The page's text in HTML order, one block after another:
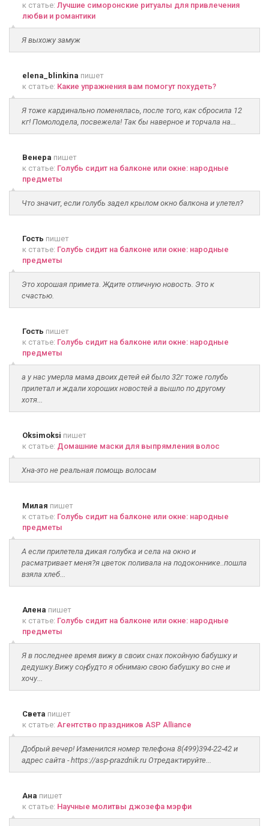
к статье: Лучшие симоронские ритуалы для привлечения
любви и романтики
Я выхожу замуж
elena_blinkina пишет
к статье: Какие упражнения вам помогут похудеть?
Я тоже кардинально поменялась, после того, как сбросила 12
кг! Помолодела, посвежела! Так бы наверное и торчала на...
Венера пишет
к статье: Голубь сидит на балконе или окне: народные
предметы
Что значит, если голубь задел крылом окно балкона и улетел?
Гость пишет
к статье: Голубь сидит на балконе или окне: народные
предметы
Это хорошая примета. Ждите отличную новость. Это к
счастью.
Гость пишет
к статье: Голубь сидит на балконе или окне: народные
предметы
а у нас умерла мама двоих детей ей было 32г тоже голубь
прилетал и ждали хороших новостей а вышло по другому
хотя...
Oksimoksi пишет
к статье: Домашние маски для выпрямления волос
Хна-это не реальная помощь волосам
Милая пишет
к статье: Голубь сидит на балконе или окне: народные
предметы
А если прилетела дикая голубка и села на окно и
расматривает меня?я цветок поливала на подоконнике..пошла
взяла хлеб...
Алена пишет
к статье: Голубь сидит на балконе или окне: народные
предметы
Я в последнее время вижу в своих снах покойную бабушку и
дедушку.Вижу соң, будто я обнимаю свою бабушку во сне и
хочу...
Света пишет
к статье: Агентство праздников ASP Alliance
Добрый вечер! Изменился номер телефона 8(499)394-22-42 и
адрес сайта - https://asp-prazdnik.ru Отредактируйте...
Ана пишет
к статье: Научные молитвы джозефа мэрфи